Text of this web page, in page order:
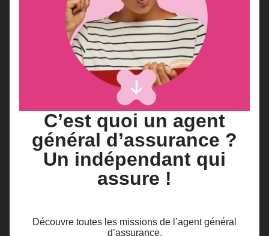
C’est quoi un agent
général d’assurance ?
Un indépendant qui
assure !
Découvre toutes les missions de l’agent général
d’assurance.